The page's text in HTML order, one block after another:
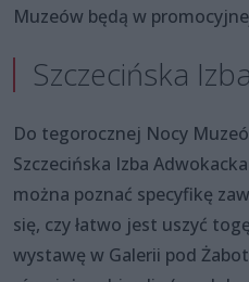
Muzeów będą w
Szczecińska
Do tegorocznej Nocy
Szczecińska Izba
można poznać specyfikę
się, czy łatwo jest uszyć
wystawę w Galerii pod